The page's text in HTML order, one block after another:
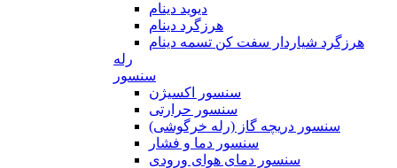
دیوید دینام
هرزگرد دینام
هرزگرد شیاردار سفت کن تسمه دینام
رله
سنسور
سنسور اکسیژن
سنسور حرارتی
سنسور دریچه گاز (رله خرگوشی)
سنسور دما و فشار
سنسور دمای هوای ورودی